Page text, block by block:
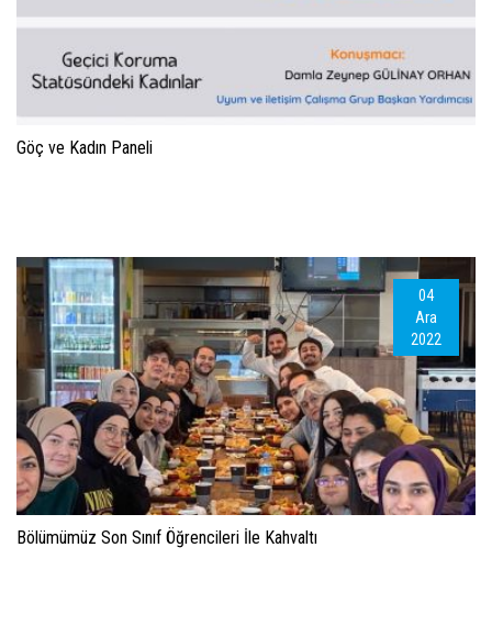
Göç ve Kadın Paneli
04
Ara
2022
Bölümümüz Son Sınıf Öğrencileri İle Kahvaltı